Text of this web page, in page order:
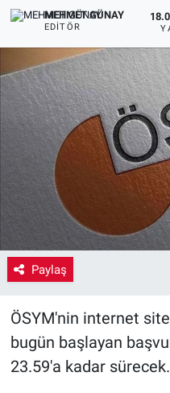
MEHMET GÜNAY
EDITÖR
Paylaş
ÖSYM'nin internet
bugün başlayan
23.59'a kadar sürecek.
Kültür - Sanat
Yaşam
VEFATLAR